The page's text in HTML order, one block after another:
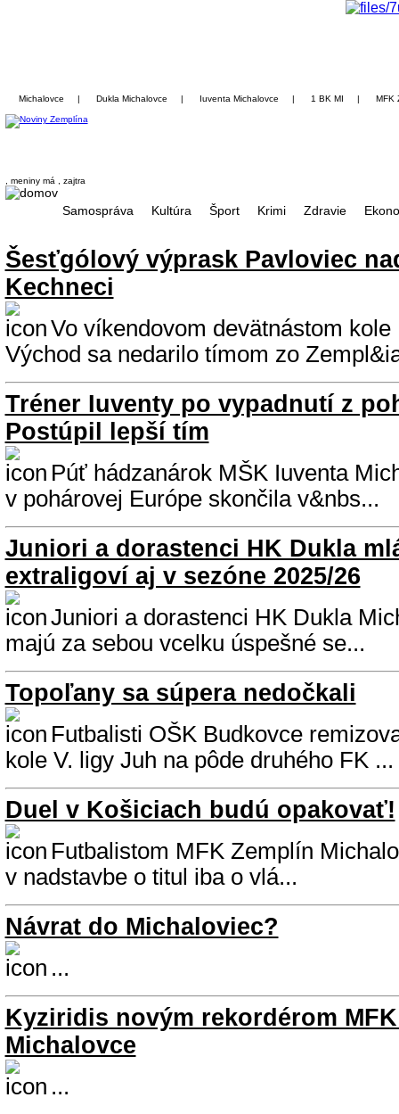
Michalovce | Dukla Michalovce | Iuventa Michalovce | 1 BK MI | MFK
, meniny má , zajtra
Samospráva Kultúra Šport Krimi Zdravie
Šesťgólový výprask Pavloviec
Kechneci
Vo víkendovom devätnástom kole
Východ sa nedarilo tímom zo
Tréner Iuventy po vypadnutí z
Postúpil lepší tím
Púť hádzanárok MŠK Iuventa
v pohárovej Európe skončila v&nbs...
Juniori a dorastenci HK Dukla
extraligoví aj v sezóne 2025/26
Juniori a dorastenci HK Dukla
majú za sebou vcelku úspešné se...
Topoľany sa súpera nedočkali
Futbalisti OŠK Budkovce
kole V. ligy Juh na pôde druhého FK ...
Duel v Košiciach budú opakovať!
Futbalistom MFK Zemplín
v nadstavbe o titul iba o vlá...
Návrat do Michaloviec?
...
Kyziridis novým rekordérom
Michalovce
...